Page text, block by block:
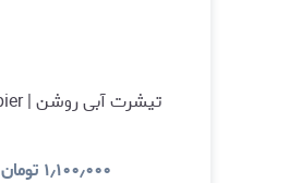
تیشرت آبی روشن | pixar pier
۱٫۱۰۰٫۰۰۰ تومان